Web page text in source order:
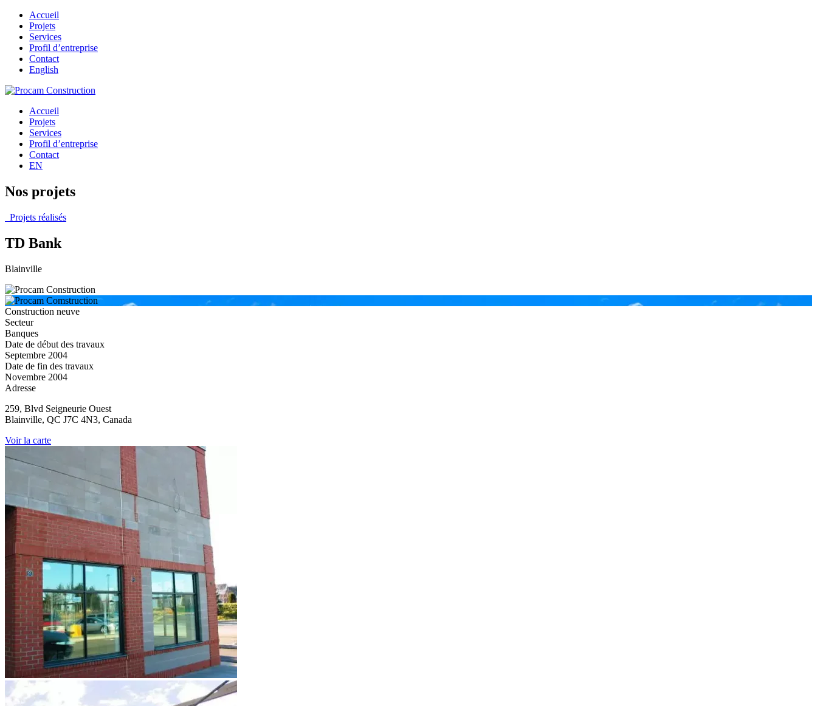
Accueil
Projets
Services
Profil d’entreprise
Contact
English
Accueil
Projets
Services
Profil d’entreprise
Contact
EN
Nos projets
Projets réalisés
TD Bank
Blainville
Construction neuve
Secteur
Banques
Date de début des travaux
Septembre 2004
Date de fin des travaux
Novembre 2004
Adresse
259, Blvd Seigneurie Ouest
Blainville, QC J7C 4N3, Canada
Voir la carte